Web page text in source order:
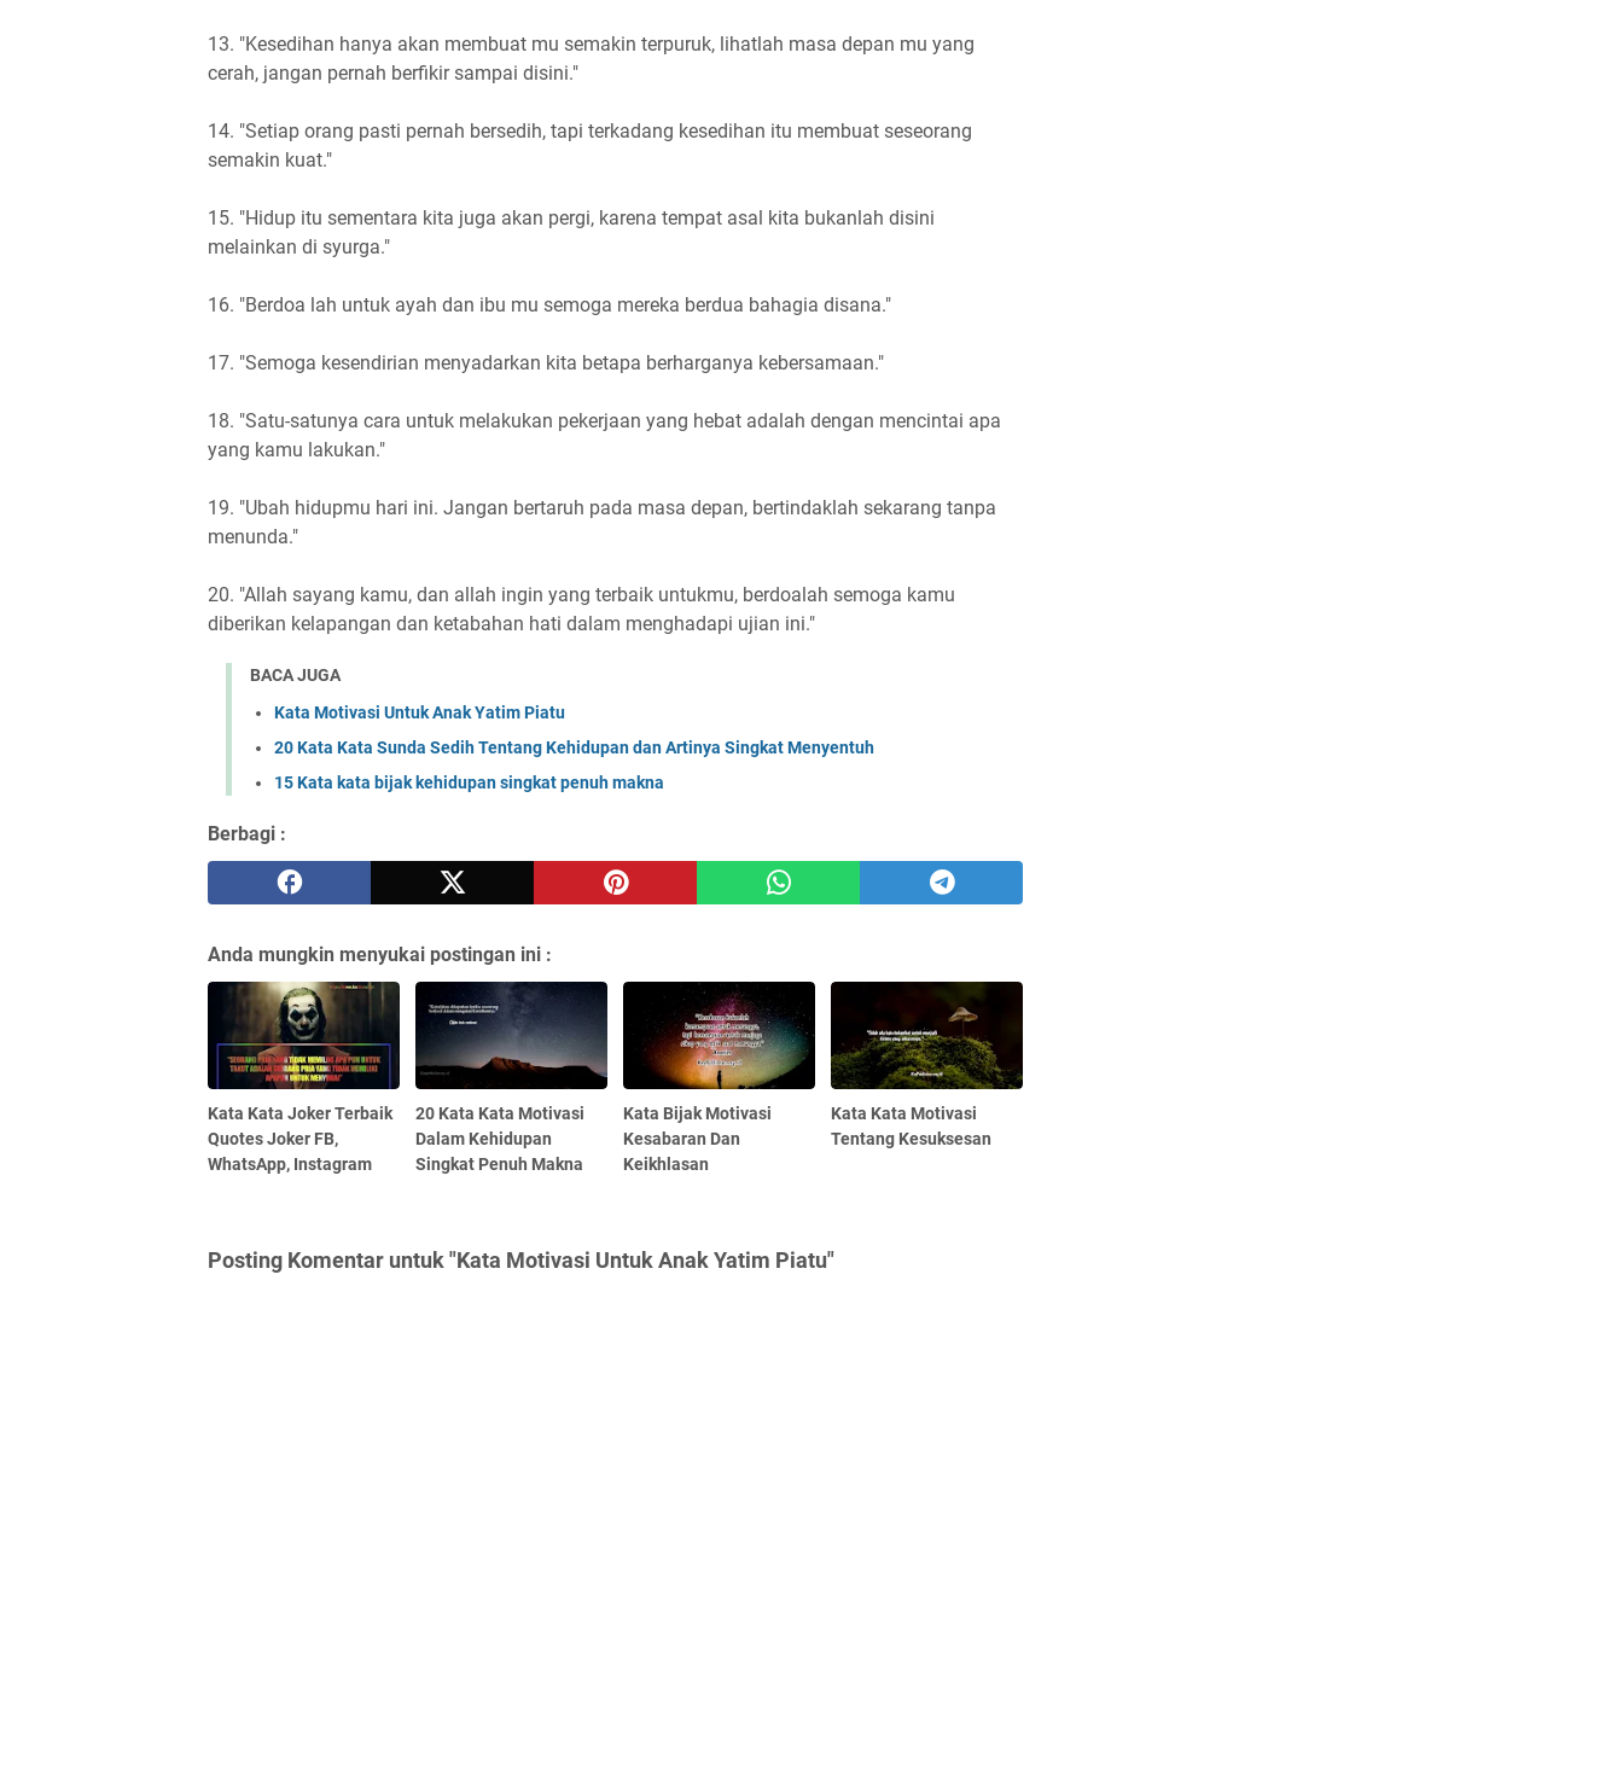
13. "Kesedihan hanya akan membuat mu semakin terpuruk, lihatlah masa depan mu yang
cerah, jangan pernah berfikir sampai disini."
14. "Setiap orang pasti pernah bersedih, tapi terkadang kesedihan itu membuat seseorang
semakin kuat."
15. "Hidup itu sementara kita juga akan pergi, karena tempat asal kita bukanlah disini
melainkan di syurga."
16. "Berdoa lah untuk ayah dan ibu mu semoga mereka berdua bahagia disana."
17. "Semoga kesendirian menyadarkan kita betapa berharganya kebersamaan."
18. "Satu-satunya cara untuk melakukan pekerjaan yang hebat adalah dengan mencintai apa
yang kamu lakukan."
19. "Ubah hidupmu hari ini. Jangan bertaruh pada masa depan, bertindaklah sekarang tanpa
menunda."
20. "Allah sayang kamu, dan allah ingin yang terbaik untukmu, berdoalah semoga kamu
diberikan kelapangan dan ketabahan hati dalam menghadapi ujian ini."
BACA JUGA
Kata Motivasi Untuk Anak Yatim Piatu
20 Kata Kata Sunda Sedih Tentang Kehidupan dan Artinya Singkat Menyentuh
15 Kata kata bijak kehidupan singkat penuh makna
Berbagi :
Anda mungkin menyukai postingan ini :
Kata Kata Joker Terbaik
Quotes Joker FB,
WhatsApp, Instagram
20 Kata Kata Motivasi
Dalam Kehidupan
Singkat Penuh Makna
Kata Bijak Motivasi
Kesabaran Dan
Keikhlasan
Kata Kata Motivasi
Tentang Kesuksesan
Posting Komentar untuk "Kata Motivasi Untuk Anak Yatim Piatu"